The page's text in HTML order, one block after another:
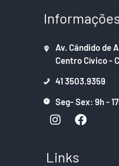
Av. Cândido de
Centro Cívico -
41 3503.9359
Seg- Sex: 9h -
Links